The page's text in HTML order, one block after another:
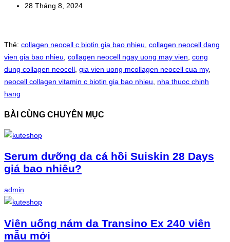
28 Tháng 8, 2024
Thẻ: collagen neocell c biotin gia bao nhieu collagen neocell dang
vien gia bao nhieu collagen neocell ngay uong may vien cong
dung collagen neocell gia vien uong mcollagen neocell cua my,
neocell collagen vitamin c biotin gia bao nhieu
nha thuoc chinh
hang
BÀI CÙNG CHUYÊN MỤC
Serum dưỡng da cá hồi Suiskin 28 Days
giá bao nhiêu?
admin
Viên uống nám da Transino Ex 240 viên
mẫu mới